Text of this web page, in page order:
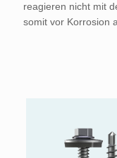
reagieren nicht mit
somit vor Korrosion